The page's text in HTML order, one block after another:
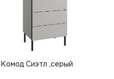
Комод Сиэтл ,серый